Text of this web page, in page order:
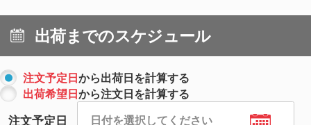
出荷までのスケジュール
注文予定日から出荷日を計算する
出荷希望日から注文日を計算する
注文予定日